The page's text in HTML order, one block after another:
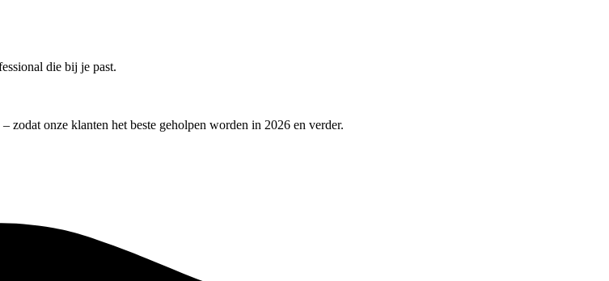
die bij je past.
– zodat onze klanten het beste geholpen worden in 2026 en verder.